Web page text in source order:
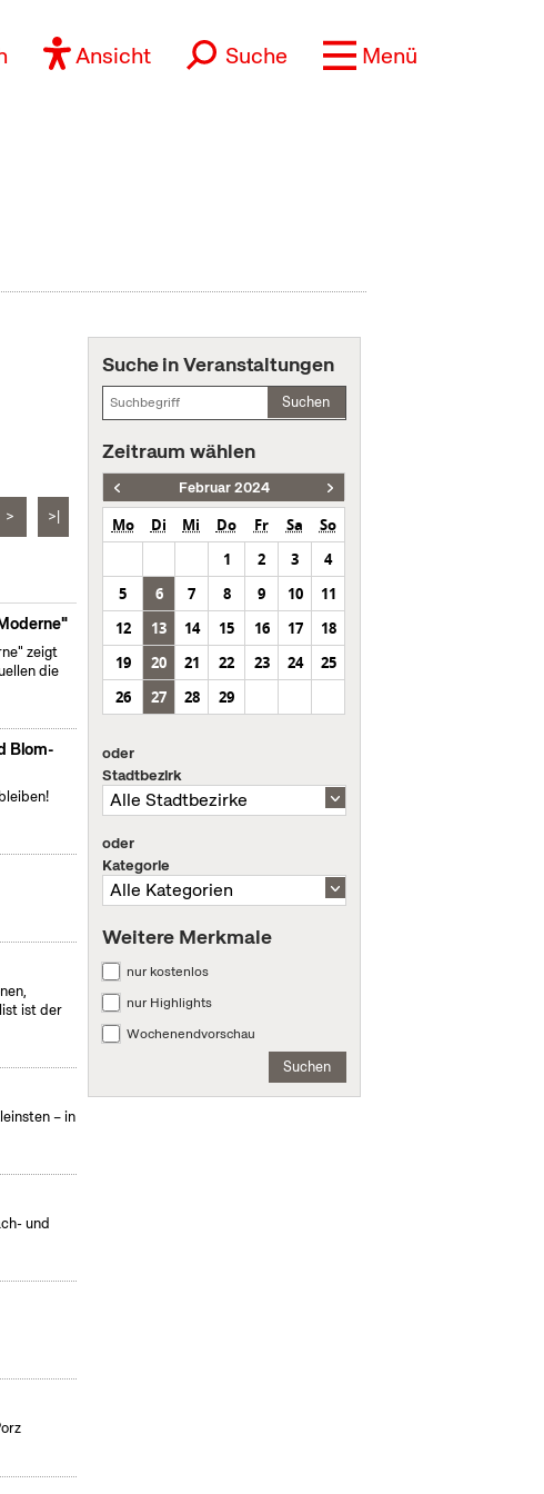
Ansicht Suche Menü
> >|
zeigt
die
Blom-
ist der
– in
und
Suche in Veranstaltungen
Suchen
Zeitraum wählen
Februar 2024
Mo Di Mi Do Fr Sa
So
1
2 3
4
5
6 7 8 9 10
11
12
13 14 15 16 17
18
19
20 21 22 23 24
25
26
27 28 29
oder
Stadtbezirk
oder
Kategorie
Weitere Merkmale
nur kostenlos
nur Highlights
Wochenendvorschau
Suchen